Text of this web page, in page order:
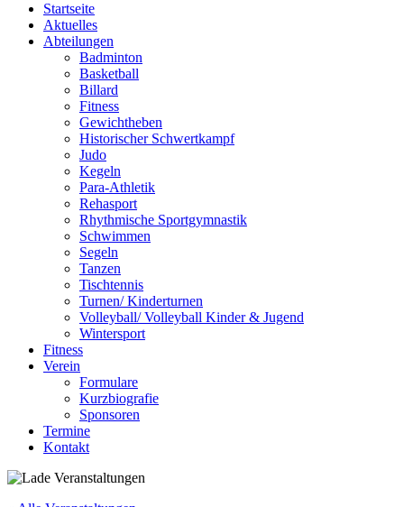
Startseite
Aktuelles
Abteilungen
Badminton
Basketball
Billard
Fitness
Gewichtheben
Historischer Schwertkampf
Judo
Kegeln
Para-Athletik
Rehasport
Rhythmische Sportgymnastik
Schwimmen
Segeln
Tanzen
Tischtennis
Turnen/ Kinderturnen
Volleyball/ Volleyball Kinder & Jugend
Wintersport
Fitness
Verein
Formulare
Kurzbiografie
Sponsoren
Termine
Kontakt